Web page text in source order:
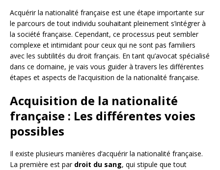
Acquérir la nationalité française est une étape importante sur
le parcours de tout individu souhaitant pleinement s’intégrer à
la société française. Cependant, ce processus peut sembler
complexe et intimidant pour ceux qui ne sont pas familiers
avec les subtilités du droit français. En tant qu’avocat spécialisé
dans ce domaine, je vais vous guider à travers les différentes
étapes et aspects de l’acquisition de la nationalité française.
Acquisition de la nationalité
française : Les différentes voies
possibles
Il existe plusieurs manières d’acquérir la nationalité française.
La première est par droit du sang, qui stipule que tout